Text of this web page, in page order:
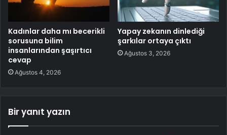
Kadınlar daha mı becerikli
sorusuna bilim
insanlarından şaşırtıcı
cevap
Ağustos 4, 2026
Yapay zekanın dinlediği
şarkılar ortaya çıktı
Ağustos 3, 2026
Bir yanıt yazın